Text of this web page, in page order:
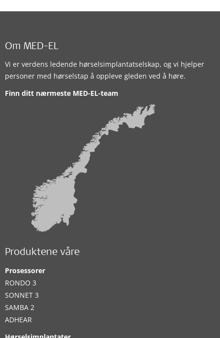
Om MED-EL
Vi er verdens ledende hørselsimplantatselskap, og vi hjelper
personer med hørselstap å oppleve gleden ved å høre.
Finn ditt nærmeste MED-EL-team
Produktene våre
Prosessorer
RONDO 3
SONNET 3
SAMBA 2
ADHEAR